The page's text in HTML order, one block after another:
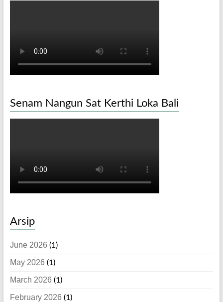
Senam Nangun Sat Kerthi Loka Bali
Arsip
June 2026 (1)
May 2026 (1)
March 2026 (1)
February 2026 (1)